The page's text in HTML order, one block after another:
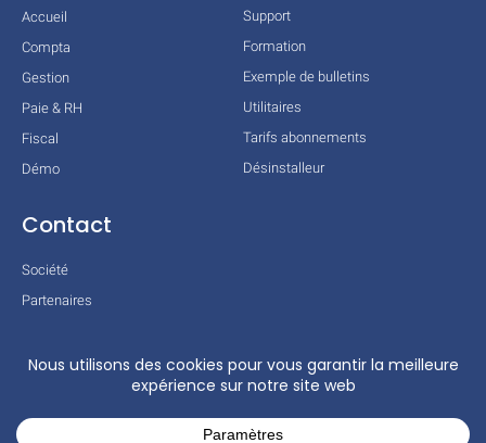
Accueil
Compta
Gestion
Paie & RH
Fiscal
Démo
Support
Formation
Exemple de bulletins
Utilitaires
Tarifs abonnements
Désinstalleur
Contact
Société
Partenaires
Mentions légales
Conditions générales
Actualités